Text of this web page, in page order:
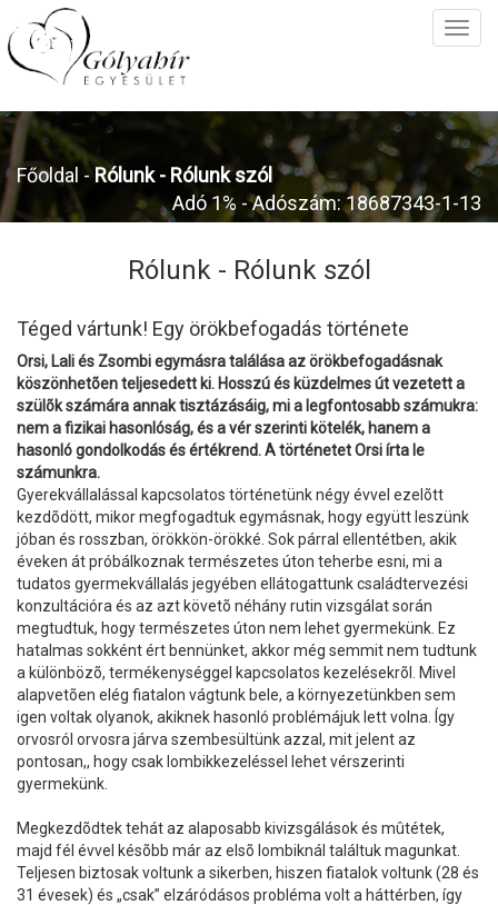
Főoldal -Rólunk - Rólunk szól
Adó 1% - Adószám: 18687343-1-13
Rólunk - Rólunk szól
Téged vártunk! Egy örökbefogadás története
Orsi, Lali és Zsombi egymásra találása az örökbefogadásnak
köszönhetõen teljesedett ki. Hosszú és küzdelmes út vezetett a
szülõk számára annak tisztázásáig, mi a legfontosabb számukra:
nem a fizikai hasonlóság, és a vér szerinti kötelék, hanem a
hasonló gondolkodás és értékrend. A történetet Orsi írta le
számunkra.
Gyerekvállalással kapcsolatos történetünk négy évvel ezelõtt
kezdõdött, mikor megfogadtuk egymásnak, hogy együtt leszünk
jóban és rosszban, örökkön-örökké. Sok párral ellentétben, akik
éveken át próbálkoznak természetes úton teherbe esni, mi a
tudatos gyermekvállalás jegyében ellátogattunk családtervezési
konzultációra és az azt követõ néhány rutin vizsgálat során
megtudtuk, hogy természetes úton nem lehet gyermekünk. Ez
hatalmas sokként ért bennünket, akkor még semmit nem tudtunk
a különbözõ, termékenységgel kapcsolatos kezelésekrõl. Mivel
alapvetõen elég fiatalon vágtunk bele, a környezetünkben sem
igen voltak olyanok, akiknek hasonló problémájuk lett volna. Így
orvosról orvosra járva szembesültünk azzal, mit jelent az
pontosan,, hogy csak lombikkezeléssel lehet vérszerinti
gyermekünk.
Megkezdõdtek tehát az alaposabb kivizsgálások és mûtétek,
majd fél évvel késõbb már az elsõ lombiknál találtuk magunkat.
Teljesen biztosak voltunk a sikerben, hiszen fiatalok voltunk (28 és
31 évesek) és „csak” elzáródásos probléma volt a háttérben, így